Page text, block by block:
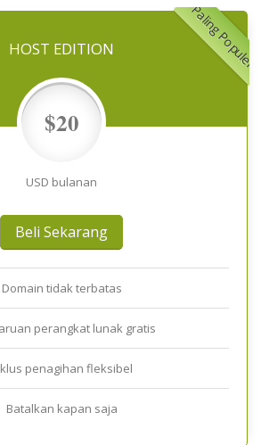
Paling Populer
HOST EDITION
$20
USD bulanan
Beli Sekarang
Domain tidak terbatas
perangkat lunak gratis
penagihan fleksibel
Batalkan kapan saja